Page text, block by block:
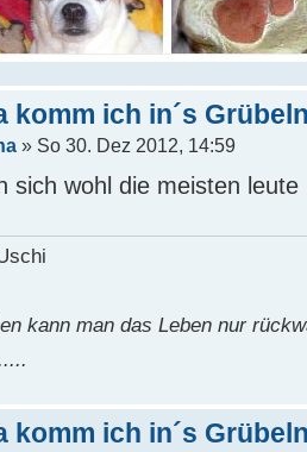
komm ich in´s
» So 30. Dez 2012, 14:59
sich wohl die meisten
kann man das Leben nur
komm ich in´s